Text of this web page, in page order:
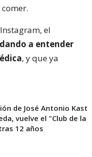
el
a entender
, y que ya
de José Antonio Kast
vuelve el "Club de la
12 años